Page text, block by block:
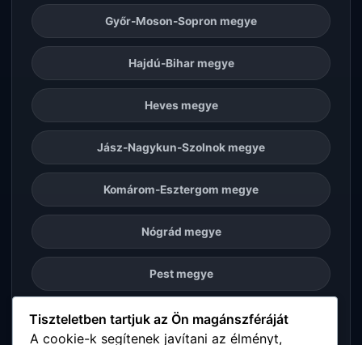
Győr-Moson-Sopron megye
Hajdú-Bihar megye
Heves megye
Jász-Nagykun-Szolnok megye
Komárom-Esztergom megye
Nógrád megye
Pest megye
Somogy megye
Tiszteletben tartjuk az Ön magánszféráját
A cookie-k segítenek javítani az élményt,